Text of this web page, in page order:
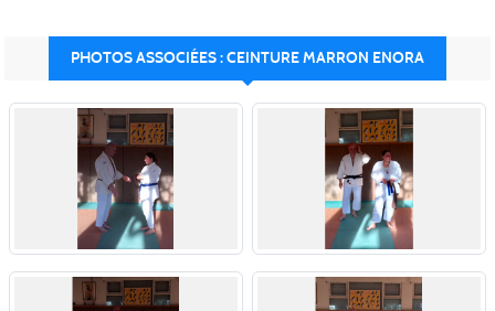
PHOTOS ASSOCIÉES : CEINTURE MARRON ENORA